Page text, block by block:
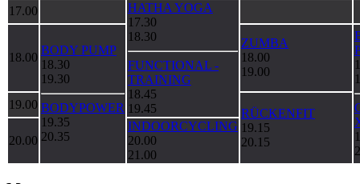
17.00
HATHA YOGA
17.30
18.30
FUNCTIONAL -
TRAINING
18.45
19.45
18.00
BODY PUMP
18.30
19.30
BODYPOWER
19.35
20.35
ZUMBA
18.00
19.00
19.00
RÜCKENFIT
19.15
20.15
20.00
INDOORCYCLING
20.00
21.00